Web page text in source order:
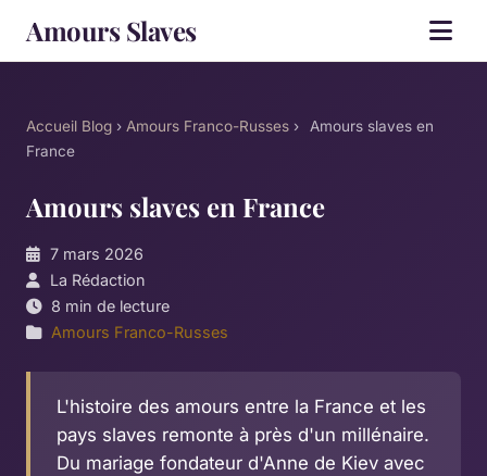
Amours Slaves
Accueil Blog › Amours Franco-Russes ›
Amours slaves en
France
Amours slaves en France
7 mars 2026
La Rédaction
8 min de lecture
Amours Franco-Russes
L'histoire des amours entre la France et les
pays slaves remonte à près d'un millénaire.
Du mariage fondateur d'Anne de Kiev avec